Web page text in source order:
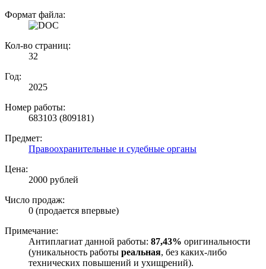
Формат файла:
Кол-во страниц:
32
Год:
2025
Номер работы:
683103 (809181)
Предмет:
Правоохранительные и судебные органы
Цена:
2000 рублей
Число продаж:
0 (продается впервые)
Примечание:
Антиплагиат данной работы: 87,43% оригинальности
(уникальность работы реальная, без каких-либо
технических повышений и ухищрений).